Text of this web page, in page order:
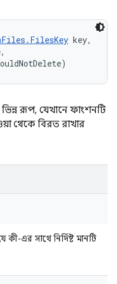
key,
রূপ, যেখানে ফাংশনটি
থেকে বিরত রাখার
কী-এর সাথে নির্দিষ্ট মানটি